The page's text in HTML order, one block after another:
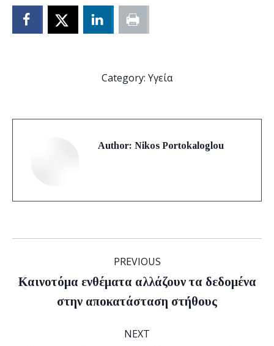
Category: Υγεία
Author: Nikos Portokaloglou
navigation
PREVIOUS
Previous
post:
Καινοτόμα ενθέματα αλλάζουν τα δεδομένα
στην αποκατάσταση στήθους
NEXT